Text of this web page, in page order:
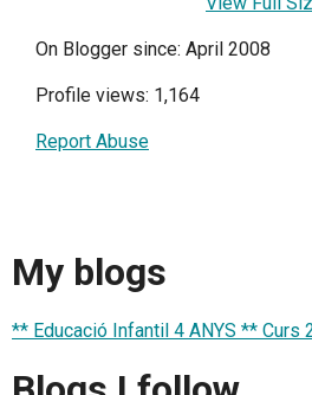
On Blogger since: April 2008
Profile views: 1,164
Report Abuse
My blogs
** Educació Infantil 4 ANYS ** Curs